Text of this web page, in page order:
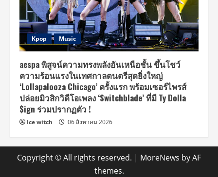
Kpop Music
aespa พิสูจน์ความทรงพลังอันเหนือชั้น ขึ้นโชว์
ความร้อนแรงในเทศกาลดนตรีสุดยิ่งใหญ่
‘Lollapalooza Chicago’ ครั้งแรก พร้อมเซอร์ไพรส์
ปล่อยมิวสิกวิดีโอเพลง ‘Switchblade’ ที่มี Ty Dolla
$ign ร่วมปรากฏตัว !
Ice witch 06 สิงหาคม 2026
Copyright © All rights reserved. | MoreNews by AF
themes.